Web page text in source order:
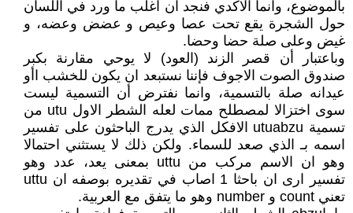
بالموضوع، وانما الاكدي فنجد ان اغلب ما ورد في اللسان
حول الشجرة يقع تحت عصا وعيص و عضض وعضه، و
غيض وعلى صلة حضا وحضا.
وباعتبار أن قصر الزند (العود) لا يوحي مقارنة بكبر
صندوق الصوت الاجوف فإننا نستبعد ان يكون للخشب اأو
عيدانه صلة بالتسمية، وانما نفترض أن التسمية ليست
سوى اختزالا لمصطلح ممات لعله الشطر الاول utu من
تسمية utuabzu الافكل الذي يدرج الباحثون على تفسير
اسمه بـ الذي صعد للسماء. ولكن ذلك لا يستثني احتمالا
وهو ان الاسم مركب من uttu بمعنى يعد، عدد وهو
تفسير ارى ان باحثا 1 اصاب في تقديره بوصفه ان uttu
تعني count و number وهو ما يتفق مع العربية.